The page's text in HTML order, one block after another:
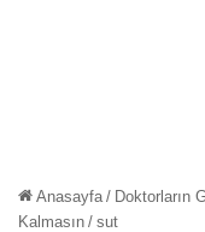
Anasayfa / Doktorların
Kalmasın / sut